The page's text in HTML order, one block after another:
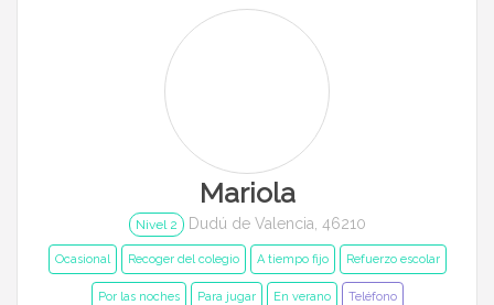
Mariola
Nivel 2 Dudú de Valencia, 46210
Ocasional Recoger del colegio A tiempo fijo Refuerzo escolar
Por las noches Para jugar En verano Teléfono